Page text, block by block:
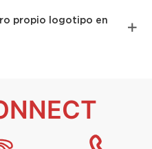
propio logotipo en